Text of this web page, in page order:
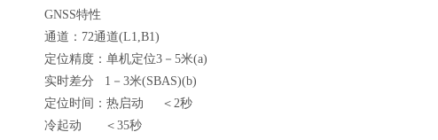
GNSS特性
通道：72通道(L1,B1)
定位精度：单机定位3－5米(a)
实时差分
1－3米(SBAS)(b)
定位时间：热启动
＜2秒
冷起动
＜35秒